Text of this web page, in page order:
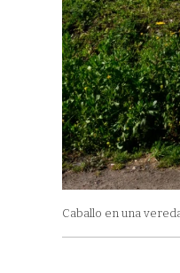
Caballo en una